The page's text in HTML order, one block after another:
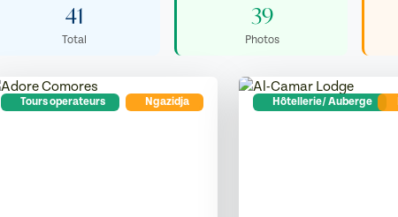
41
Total
39
Photos
Tours operateurs Ngazidja Hôtellerie/ Auberge